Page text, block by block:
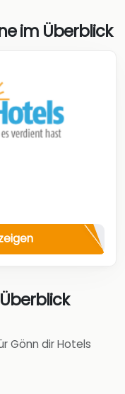
im Überblick
Gönn dir Hotels